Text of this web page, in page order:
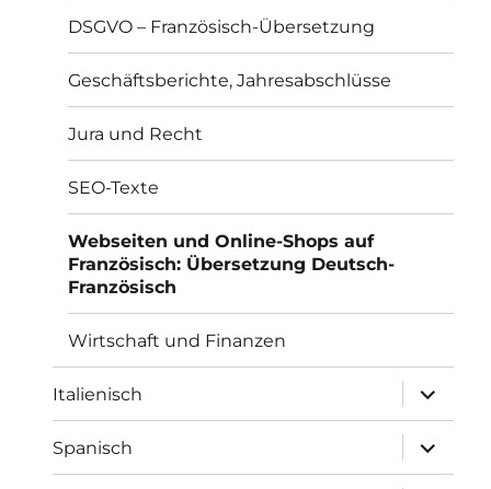
DSGVO – Französisch-Übersetzung
Geschäftsberichte, Jahresabschlüsse
Jura und Recht
SEO-Texte
Webseiten und Online-Shops auf
Französisch: Übersetzung Deutsch-
Französisch
Wirtschaft und Finanzen
Italienisch
öffnen
Spanisch
öffnen